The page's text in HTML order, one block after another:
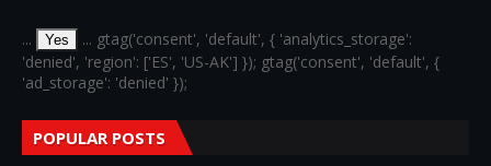
... Yes
... gtag('consent', 'default', { 'analytics_storage':
'denied', 'region': ['ES', 'US-AK'] }); gtag('consent', 'default', {
'ad_storage': 'denied' });
POPULAR POSTS